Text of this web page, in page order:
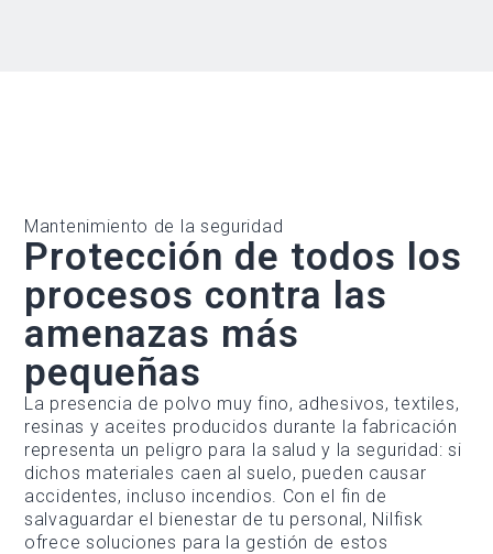
Mantenimiento de la seguridad
Protección de todos los
procesos contra las
amenazas más
pequeñas
La presencia de polvo muy fino, adhesivos, textiles,
resinas y aceites producidos durante la fabricación
representa un peligro para la salud y la seguridad: si
dichos materiales caen al suelo, pueden causar
accidentes, incluso incendios. Con el fin de
salvaguardar el bienestar de tu personal, Nilfisk
ofrece soluciones para la gestión de estos